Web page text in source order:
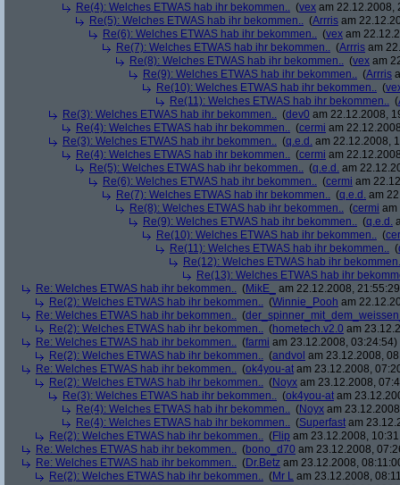
Re(4): Welches ETWAS hab ihr bekommen.. (vex am 22.12.2008,
Re(5): Welches ETWAS hab ihr bekommen.. (Arrris am
Re(6): Welches ETWAS hab ihr bekommen.. (vex am
Re(7): Welches ETWAS hab ihr bekommen.. (Arrris am
Re(8): Welches ETWAS hab ihr bekommen.. (vex am
Re(9): Welches ETWAS hab ihr bekommen.. (Arrris
Re(10): Welches ETWAS hab ihr bekommen.. (
Re(11): Welches ETWAS hab ihr bekommen.. (
Re(3): Welches ETWAS hab ihr bekommen.. (dev0 am 22.12.2008,
Re(4): Welches ETWAS hab ihr bekommen.. (cermi am
Re(3): Welches ETWAS hab ihr bekommen.. (q.e.d. am 22.12.2008,
Re(4): Welches ETWAS hab ihr bekommen.. (cermi am
Re(5): Welches ETWAS hab ihr bekommen.. (q.e.d. am
Re(6): Welches ETWAS hab ihr bekommen.. (cermi am
Re(7): Welches ETWAS hab ihr bekommen.. (q.e.d. am
Re(8): Welches ETWAS hab ihr bekommen.. (cermi am
Re(9): Welches ETWAS hab ihr bekommen.. (q.e.d.
Re(10): Welches ETWAS hab ihr bekommen.. (
Re(11): Welches ETWAS hab ihr bekommen.. (
Re(12): Welches ETWAS hab ihr
Re(13): Welches ETWAS hab ihr
Re: Welches ETWAS hab ihr bekommen.. (MikE_
am 22.12.2008,
Re(2): Welches ETWAS hab ihr bekommen.. (Winnie_Pooh am
Re: Welches ETWAS hab ihr bekommen.. (
Re(2): Welches ETWAS hab ihr bekommen.. (hometech.v2.0 am
Re: Welches ETWAS hab ihr bekommen.. (farmi am 23.12.2008, 03:24:54)
Re(2): Welches ETWAS hab ihr bekommen.. (andvol am 23.12.2008,
Re: Welches ETWAS hab ihr bekommen.. (ok4you-at am 23.12.2008,
Re(2): Welches ETWAS hab ihr bekommen.. (Noyx am 23.12.2008,
Re(3): Welches ETWAS hab ihr bekommen.. (ok4you-at am
Re(4): Welches ETWAS hab ihr bekommen.. (Noyx am
Re(4): Welches ETWAS hab ihr bekommen.. (Superfast am
Re(2): Welches ETWAS hab ihr bekommen.. (Flip am 23.12.2008,
Re: Welches ETWAS hab ihr bekommen.. (bono_d70 am 23.12.2008,
Re: Welches ETWAS hab ihr bekommen.. (Dr.Betz am 23.12.2008,
Re(2): Welches ETWAS hab ihr bekommen.. (Mr L am 23.12.2008,